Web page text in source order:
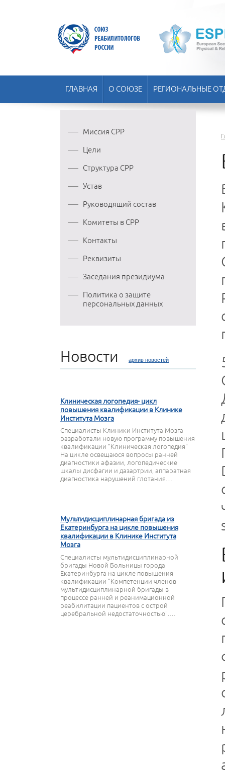
ГЛАВНАЯ О СОЮЗЕ РЕГИОНАЛЬНЫЕ
Миссия СРР
Цели
Структура СРР
Устав
Руководящий состав
Комитеты в СРР
Контакты
Реквизиты
Заседания президиума
Политика о защите
персональных данных
Новости архив новостей
Клиническая логопедия- цикл
повышения квалификации в Клинике
Института Мозга
Специалисты Клиники Института Мозга
разработали новую программу повышения
квалификации "Клиническая логопедия"
На цикле освещаюся вопросы ранней
диагностики афазии, логопедические
шкалы дисфагии и дазартрии, аппаратная
диагностика нарушений глотания…
Мультидисциплинарная бригада из
Екатеринбурга на цикле повышения
квалификации в Клинике Института
Мозга
Специалисты мультидисциплинарной
бригады Новой Больницы города
Екатеринбурга на цикле повышения
квалификации "Компетенции членов
мультидисциплинарной бригады в
процессе ранней и реанимационной
реабилитации пациентов с острой
церебральной недостаточностью".…